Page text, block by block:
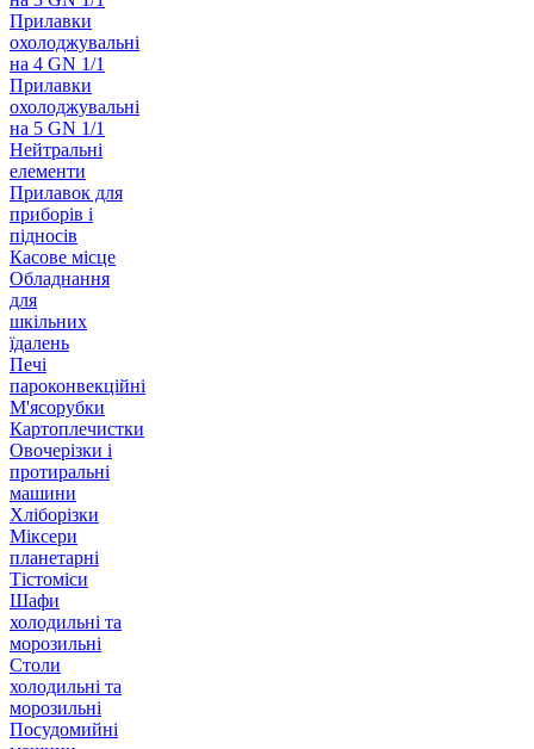
Прилавки
охолоджувальні
на 4 GN 1/1
Прилавки
охолоджувальні
на 5 GN 1/1
Нейтральні
елементи
Прилавок для
приборів і
підносів
Касове місце
Обладнання
для
шкільних
їдалень
Печі
пароконвекційні
М'ясорубки
Картоплечистки
Овочерізки і
протиральні
машини
Хліборізки
Міксери
планетарні
Тістоміси
Шафи
холодильні та
морозильні
Столи
холодильні та
морозильні
Посудомийні